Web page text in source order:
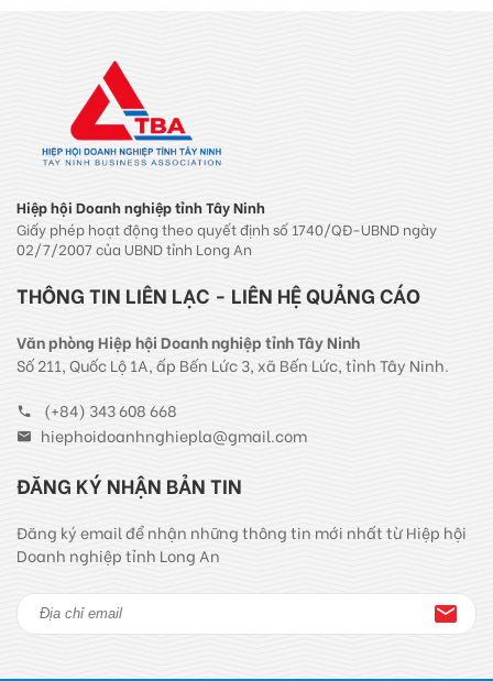
Hiệp hội Doanh nghiệp tỉnh Tây Ninh
Giấy phép hoạt động theo quyết định số 1740/QĐ-UBND ngày
02/7/2007 của UBND tỉnh Long An
THÔNG TIN LIÊN LẠC - LIÊN HỆ QUẢNG CÁO
Văn phòng Hiệp hội Doanh nghiệp tỉnh Tây Ninh
Số 211, Quốc Lộ 1A, ấp Bến Lức 3, xã Bến Lức, tỉnh Tây Ninh.
(+84) 343 608 668
hiephoidoanhnghiepla@gmail.com
ĐĂNG KÝ NHẬN BẢN TIN
Đăng ký email để nhận những thông tin mới nhất từ Hiệp hội
Doanh nghiệp tỉnh Long An